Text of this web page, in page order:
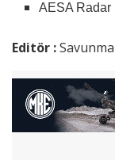
AESA Radar
Editör :